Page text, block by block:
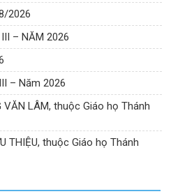
2026
III – NĂM 2026
– Năm 2026
VĂN LÂM, thuộc Giáo họ Thánh
THIỆU, thuộc Giáo họ Thánh